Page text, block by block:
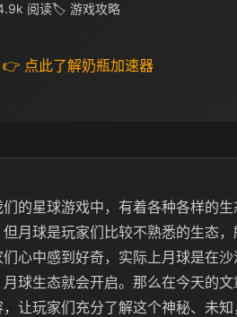
阅读🏷 游戏攻略
👉 点此了解奶瓶加速器
的星球游戏中，有着各种各样的
月球是玩家们比较不熟悉的生态
心中感到好奇，实际上月球是在
球生态就会开启。那么在今天的
让玩家们充分了解这个神秘、未知